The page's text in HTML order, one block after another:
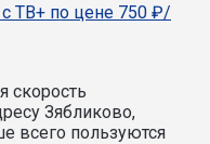
ТВ+ по цене 750 ₽/
скорость
Зябликово,
всего пользуются